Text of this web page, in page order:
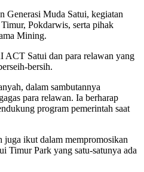
Generasi Muda Satui, kegiatan
Pokdarwis, serta pihak
Mining.
Satui dan para relawan yang
bersih.
dalam sambutannya
para relawan. Ia berharap
program pemerintah saat
juga ikut dalam mempromosikan
Timur Park yang satu-satunya ada